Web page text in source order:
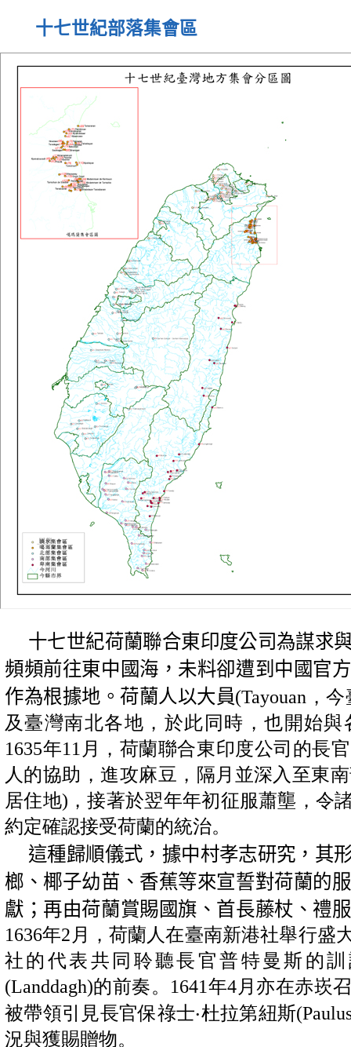
十七世紀部落集會區
十七世紀荷蘭聯合東印度公司為謀求
頻頻前往東中國海，未料卻遭到中國官
作為根據地。荷蘭人以大員(Tayouan，
及臺灣南北各地，於此同時，也開始
1635年11月，荷蘭聯合東印度公司的長
人的協助，進攻麻豆，隔月並深入至東
居住地)，接著於翌年年初征服蕭壟，令
約定確認接受荷蘭的統治。
這種歸順儀式，據中村孝志研究，其
榔、椰子幼苗、香蕉等來宣誓對荷蘭的
獻；再由荷蘭賞賜國旗、首長藤杖、禮
1636年2月，荷蘭人在臺南新港社舉行盛
社的代表共同聆聽長官普特曼斯的
(Landdagh)的前奏。1641年4月亦在赤崁
被帶領引見長官保祿士‧杜拉第紐斯
況與獲賜贈物。